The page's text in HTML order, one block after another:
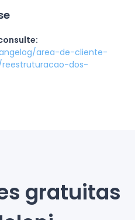
area-de-cliente-
dos-
gratuitas